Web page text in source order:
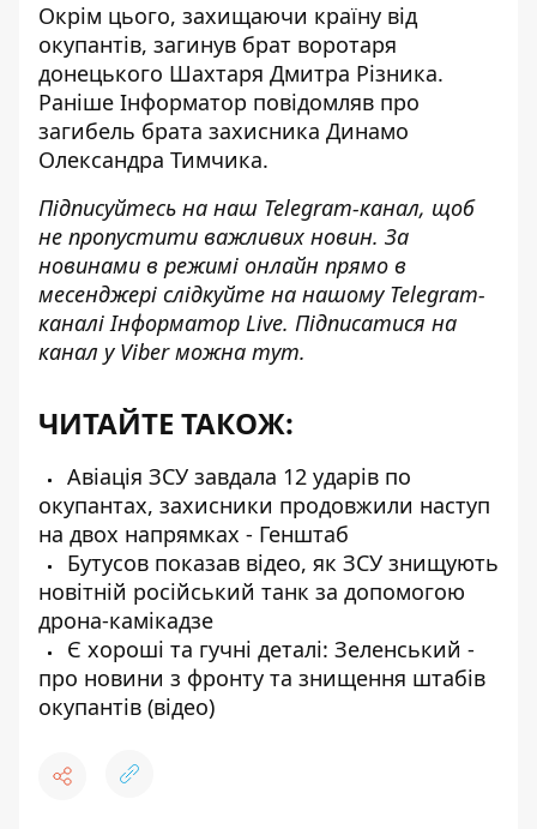
Окрім цього, захищаючи країну від
окупантів, загинув брат воротаря
донецького Шахтаря Дмитра Різника.
Раніше Інформатор повідомляв про
загибель брата захисника Динамо
Олександра Тимчика.
Підписуйтесь на наш Telegram-канал, щоб
не пропустити важливих новин. За
новинами в режимі онлайн прямо в
месенджері слідкуйте на нашому Telegram-
каналіІнформатор Live. Підписатися на
канал у Viber можна тут.
ЧИТАЙТЕ ТАКОЖ:
Авіація ЗСУ завдала 12 ударів по
окупантах, захисники продовжили наступ
на двох напрямках - Генштаб
Бутусов показав відео, як ЗСУ знищують
новітній російський танк за допомогою
дрона-камікадзе
Є хороші та гучні деталі: Зеленський -
про новини з фронту та знищення штабів
окупантів (відео)